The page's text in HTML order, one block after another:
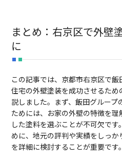
まとめ：右京区で外壁
に
この記事では、京都市右京区で
住宅の外壁塗装を成功させるた
説しました。まず、飯田グルー
ためには、お家の外壁の特徴を
した塗料を選ぶことが不可欠で
めに、地元の評判や実績をしっ
を詳細に検討することが重要です。